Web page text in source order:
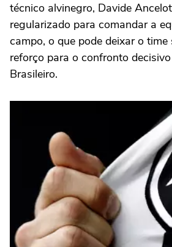
técnico alvinegro, Davide
regularizado para comandar a
campo, o que pode deixar o time
reforço para o confronto
Brasileiro.